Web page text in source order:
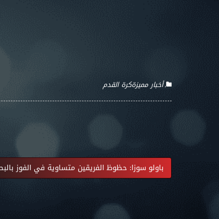
أخبار مميزةكرة القدم
باولو سوزا: حظوظ الفريقين متساوية في الفوز